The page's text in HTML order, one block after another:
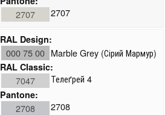
2707
2707
RAL Design:
000 75 00 Marble Grey (Сірий Мармур)
RAL Classic:
7047 Телеґрей 4
Pantone:
2708
2708